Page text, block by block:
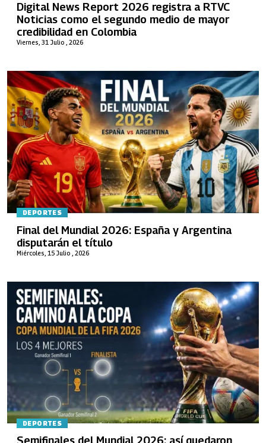
Viernes, 31 Julio , 2026
Digital News Report 2026 registra a RTVC
Noticias como el segundo medio de mayor
credibilidad en Colombia
DEPORTES
Miércoles, 15 Julio , 2026
Final del Mundial 2026: España y Argentina
disputarán el título
DEPORTES
Semifinales del Mundial 2026: así quedaron